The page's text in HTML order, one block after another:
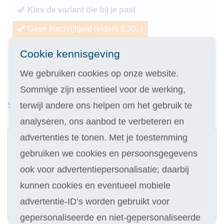
Kies de variant die bij je past
Geen inschrijfgeld (elders € 30,-)
Studieduur: 9 maanden
79
Selecteer
Of in termijnen: 4 x 22,90
Cookie kennisgeving
We gebruiken cookies op onze website.
Sommige zijn essentieel voor de werking,
terwijl andere ons helpen om het gebruik te
analyseren, ons aanbod te verbeteren en
advertenties te tonen. Met je toestemming
gebruiken we cookies en persoonsgegevens
ook voor advertentiepersonalisatie; daarbij
kunnen cookies en eventueel mobiele
advertentie-ID’s worden gebruikt voor
gepersonaliseerde en niet-gepersonaliseerde